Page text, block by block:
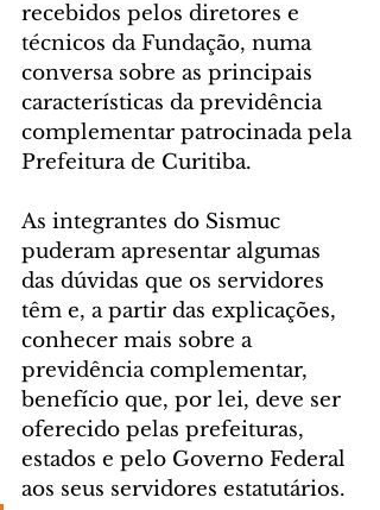
recebidos pelos diretores e
técnicos da Fundação, numa
conversa sobre as principais
características da previdência
complementar patrocinada pela
Prefeitura de Curitiba.
As integrantes do Sismuc
puderam apresentar algumas
das dúvidas que os servidores
têm e, a partir das explicações,
conhecer mais sobre a
previdência complementar,
benefício que, por lei, deve ser
oferecido pelas prefeituras,
estados e pelo Governo Federal
aos seus servidores estatutários.